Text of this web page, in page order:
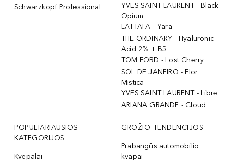
Schwarzkopf Professional
YVES SAINT LAURENT - Black
Opium
LATTAFA - Yara
THE ORDINARY - Hyaluronic
Acid 2% + B5
TOM FORD - Lost Cherry
SOL DE JANEIRO - Flor
Mistica
YVES SAINT LAURENT - Libre
ARIANA GRANDE - Cloud
POPULIARIAUSIOS
KATEGORIJOS
Kvepalai
GROŽIO TENDENCIJOS
Prabangūs automobilio
kvapai